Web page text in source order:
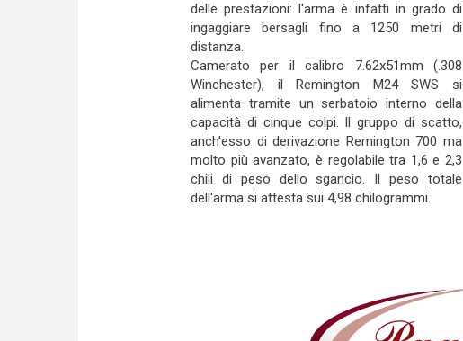
delle prestazioni: l'arma è infatti in grado di
ingaggiare bersagli fino a 1250 metri di
distanza.
Camerato per il calibro 7.62x51mm (.308
Winchester), il Remington M24 SWS si
alimenta tramite un serbatoio interno della
capacità di cinque colpi. Il gruppo di scatto,
anch'esso di derivazione Remington 700 ma
molto più avanzato, è regolabile tra 1,6 e 2,3
chili di peso dello sgancio. Il peso totale
dell'arma si attesta sui 4,98 chilogrammi.